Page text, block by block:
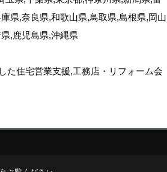
県,奈良県,和歌山県,鳥取県,島根県,岡山
,鹿児島県,沖縄県
た住宅営業支援,工務店・リフォーム会